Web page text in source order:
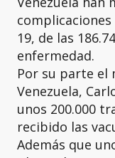
complicaciones
19, de las
enfermedad.
Por su parte el
Venezuela,
unos 200.000
recibido las
Además que